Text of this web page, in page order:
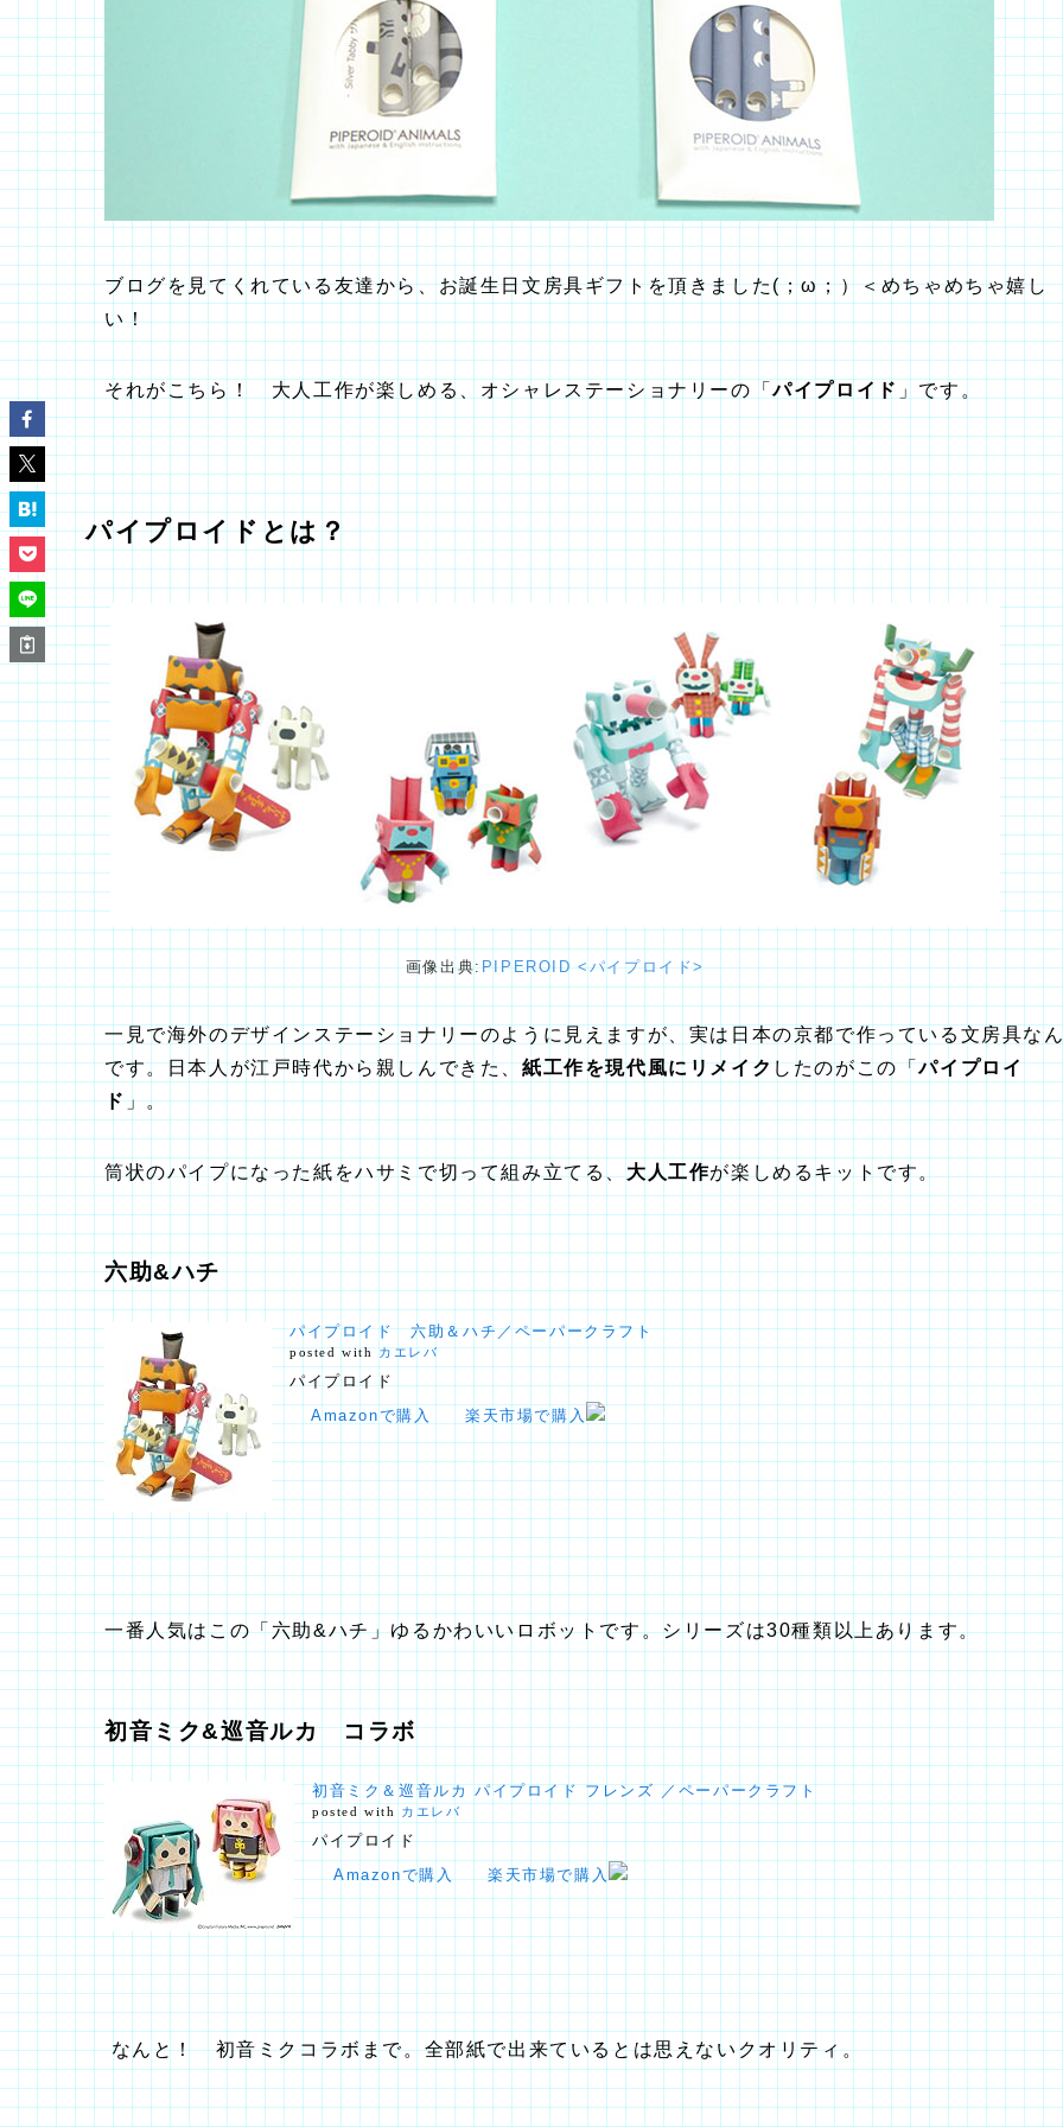
ブログを見てくれている友達から、お誕生日文房具ギフトを頂きました(；ω；）＜めちゃめちゃ嬉し
い！
それがこちら！ 大人工作が楽しめる、オシャレステーショナリーの「パイプロイド 」です。
パイプロイドとは？
画像出典:PIPEROID <パイプロイド>
一見で海外のデザインステーショナリーのように見えますが、実は日本の京都で作っている文房具な
です。日本人が江戸時代から親しんできた、紙工作を現代風にリメイクしたのがこの「パイプロイ
ド」。
筒状のパイプになった紙をハサミで切って組み立てる、大人工作が楽しめるキットです。
六助&ハチ
パイプロイド 六助＆ハチ／ペーパークラフト
posted withカエレバ
パイプロイド
Amazonで購入
楽天市場で購入
一番人気はこの「六助&ハチ」ゆるかわいいロボットです。シリーズは30種類以上あります。
初音ミク&巡音ルカ コラボ
初音ミク＆巡音ルカ パイプロイド フレンズ ／ペーパークラフト
posted with カエレバ
パイプロイド
Amazonで購入
楽天市場で購入
なんと！ 初音ミクコラボまで。全部紙で出来ているとは思えないクオリティ。